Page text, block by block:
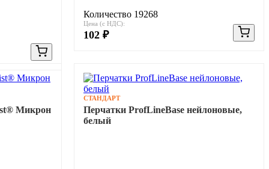
Количество 19268
Цена (с НДС):
102 ₽
Микрон
СТАНДАРТ
Перчатки ProfLineBase нейлоновые,
белый